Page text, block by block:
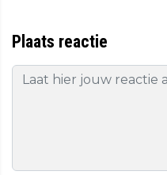
Plaats reactie